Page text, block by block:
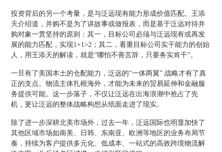
投资背后的另一个考量，是与泛远现有能力形成价值匹配。王添
天介绍道，并购不是为了讲故事或做报表，而是基于泛远对待并
购对象一贯坚持的原则：其一，目标公司必须与泛远现有或再发
展的能力匹配，实现1+1>2；其二，看重目标公司实干能力的创始
人，用王添天的解读，就是“哪怕不善言辞，只要务实肯干”。
一旦有了美国本土的仓配能力，泛远的“一体两翼” 战略才有了真
正的支点。物流主体扎根海外，才能为未来的贸易延伸和金融服
务提供可能。这一步落子，不仅让泛远在出海浪潮中抢占了先
机，更让泛远的整体战略构想从纸面走进了现实。
除了进一步深耕北美市场外，过去一年，泛远国际也明显加快了
其他区域市场如南美、日韩、东南亚、欧洲等地区的业务布局节
奏，持续为客户提供多元化、低成本、一站式的高效跨境物流解